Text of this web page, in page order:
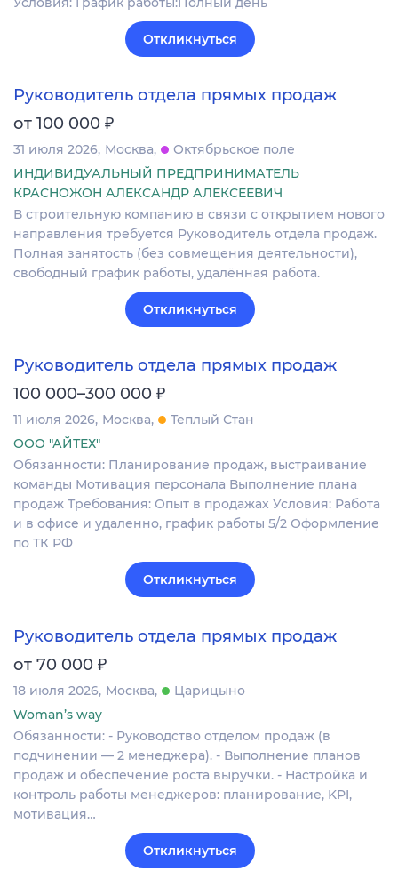
Откликнуться
Руководитель отдела прямых продаж
от 100 000 ₽
31 июля 2026 Москва
Октябрьское поле
ИНДИВИДУАЛЬНЫЙ ПРЕДПРИНИМАТЕЛЬ
КРАСНОЖОН АЛЕКСАНДР АЛЕКСЕЕВИЧ
В строительную компанию в связи с открытием нового
направления требуется Руководитель отдела продаж.
Полная занятость (без совмещения деятельности),
свободный график работы, удалённая работа.
Откликнуться
Руководитель отдела прямых продаж
100 000–300 000 ₽
11 июля 2026 Москва
Теплый Стан
ООО "АЙТЕХ"
Обязанности: Планирование продаж, выстраивание
команды Мотивация персонала Выполнение плана
продаж Требования: Опыт в продажах Условия: Работа
и в офисе и удаленно, график работы 5/2 Оформление
по ТК РФ
Откликнуться
Руководитель отдела прямых продаж
от 70 000 ₽
18 июля 2026 Москва
Царицыно
Woman’s way
Обязанности: - Руководство отделом продаж (в
подчинении — 2 менеджера). - Выполнение планов
продаж и обеспечение роста выручки. - Настройка и
контроль работы менеджеров: планирование, KPI,
мотивация…
Откликнуться